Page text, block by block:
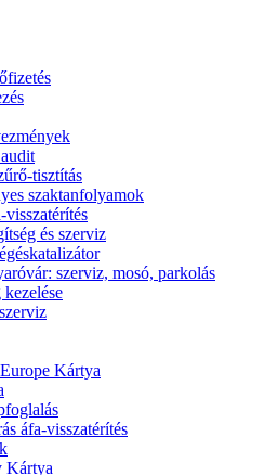
tisztítás
szaktanfolyamok
és szerviz
szerviz, mosó, parkolás
Kártya
áfa-visszatérítés
Kártya